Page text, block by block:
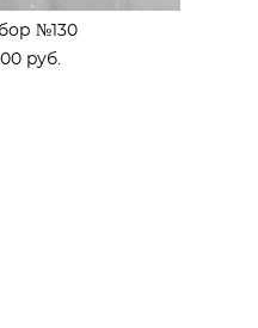
№130
pуб.